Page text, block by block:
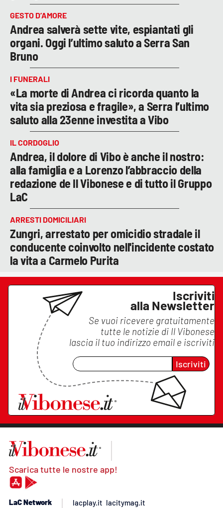
GESTO D’AMORE
Andrea salverà sette vite, espiantati gli
organi. Oggi l’ultimo saluto a Serra San
Bruno
I FUNERALI
«La morte di Andrea ci ricorda quanto la
vita sia preziosa e fragile», a Serra l’ultimo
saluto alla 23enne investita a Vibo
IL CORDOGLIO
Andrea, il dolore di Vibo è anche il nostro:
alla famiglia e a Lorenzo l’abbraccio della
redazione de Il Vibonese e di tutto il Gruppo
LaC
ARRESTI DOMICILIARI
Zungri, arrestato per omicidio stradale il
conducente coinvolto nell'incidente costato
la vita a Carmelo Purita
Iscriviti
alla Newsletter
Se vuoi ricevere gratuitamente
tutte le notizie di Il Vibonese
lascia il tuo indirizzo email e iscriviti
Iscriviti
Scarica tutte le nostre app!
LaC Network lacplay.it lacitymag.it